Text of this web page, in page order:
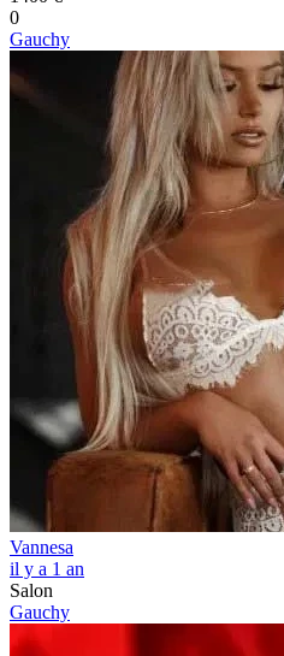
0
Gauchy
Vannesa
il y a 1 an
Salon
Gauchy